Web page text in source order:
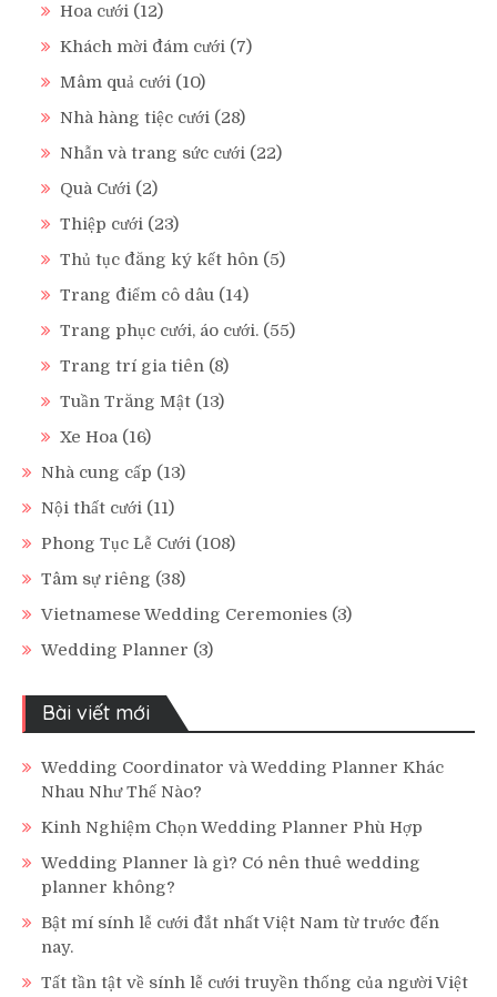
Hoa cưới (12)
Khách mời đám cưới (7)
Mâm quả cưới (10)
Nhà hàng tiệc cưới (28)
Nhẫn và trang sức cưới (22)
Quà Cưới (2)
Thiệp cưới (23)
Thủ tục đăng ký kết hôn (5)
Trang điểm cô dâu (14)
Trang phục cưới, áo cưới. (55)
Trang trí gia tiên (8)
Tuần Trăng Mật (13)
Xe Hoa (16)
Nhà cung cấp (13)
Nội thất cưới (11)
Phong Tục Lễ Cưới (108)
Tâm sự riêng (38)
Vietnamese Wedding Ceremonies (3)
Wedding Planner (3)
Bài viết mới
Wedding Coordinator và Wedding Planner Khác
Nhau Như Thế Nào?
Kinh Nghiệm Chọn Wedding Planner Phù Hợp
Wedding Planner là gì? Có nên thuê wedding
planner không?
Bật mí sính lễ cưới đắt nhất Việt Nam từ trước đến
nay.
Tất tần tật về sính lễ cưới truyền thống của người Việt